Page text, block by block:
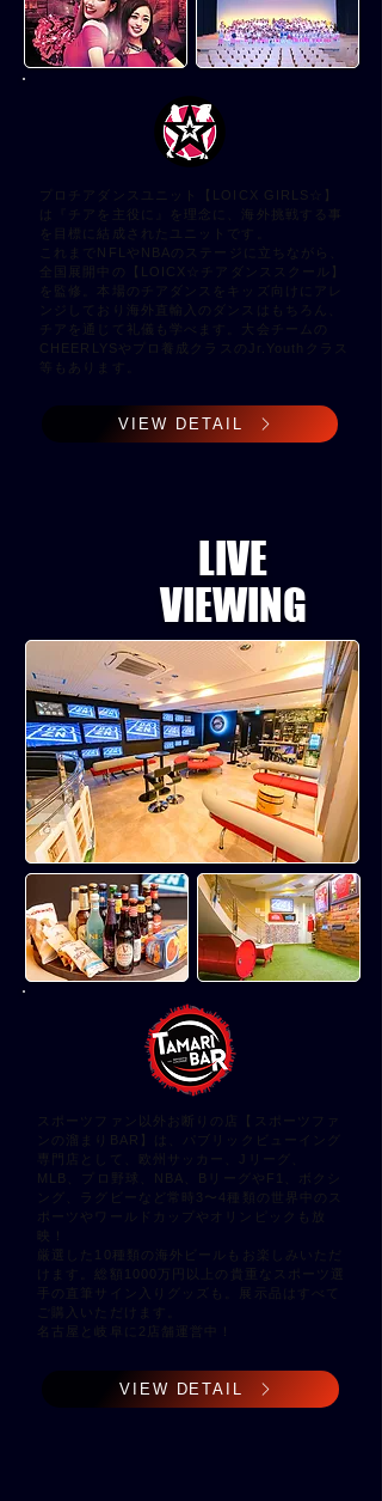
プロチアダンスユニット【LOICX GIRLS☆】
は『チアを主役に』を理念に、海外挑戦する事
を目標に結成されたユニットです。
これまでNFLやNBAのステージに立ちながら、
全国展開中の【LOICX☆チアダンススクール】
を監修。本場のチアダンスをキッズ向けにアレ
ンジしており海外直輸入のダンスはもちろん、
チアを通じて礼儀も学べます。大会チームの
CHEERLYSやプロ養成クラスのJr.Youthクラス
VIEW DETAIL
LIVE
​VIEWING
スポーツファン以外お断りの店【スポーツファ
ンの溜まりBAR】は、パブリックビューイング
専門店として、欧州サッカー、Jリーグ、
MLB、プロ野球、NBA、BリーグやF1、ボクシ
ング、ラグビーなど常時3〜4種類の世界中のス
ポーツや
ワールドカップやオリンピックも放
映！
厳選した10種類の海外ビールもお楽しみいただ
けます。総額1000万円以上の貴重なスポーツ選
ご購入いただけます。
​名古屋と岐阜に2店舗運営中！
VIEW DETAIL